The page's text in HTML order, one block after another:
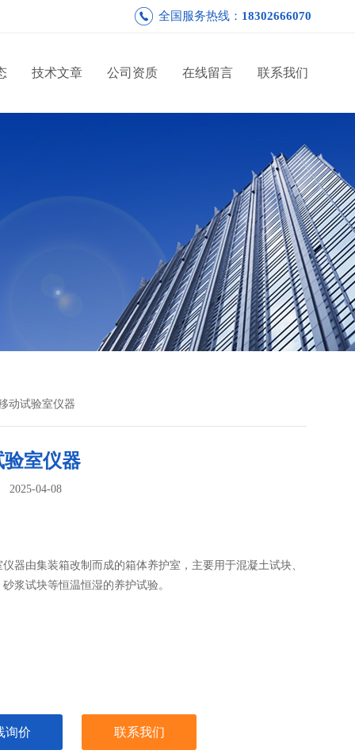
全国服务热线： 18302666070
技术文章 公司资质 在线留言 联系我们
动试验室仪器
验室仪器
2025-04-08
器由集装箱改制而成的箱体养护室，主要用于混凝土试块、
浆试块等恒温恒湿的养护试验。
询价 联系我们